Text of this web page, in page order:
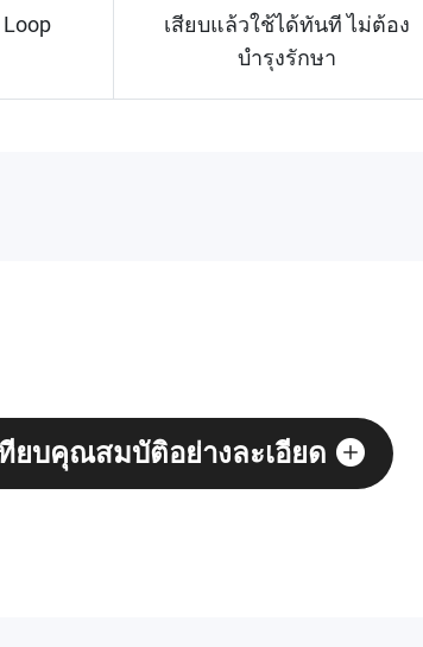
Loop
เสียบแล้วใช้ได้ทันที ไม่ต้อง
บำรุงรักษา
ทียบคุณสมบัติอย่างละเอียด